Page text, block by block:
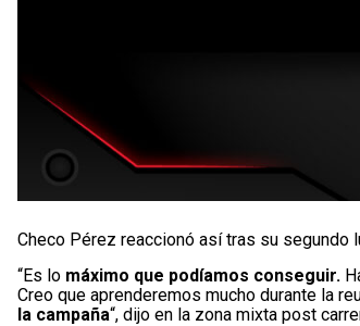
Checo Pérez reaccionó así tras su segundo
“Es lo máximo que podíamos conseguir.
Creo que aprenderemos mucho durante la
la campaña“, dijo en la zona mixta post